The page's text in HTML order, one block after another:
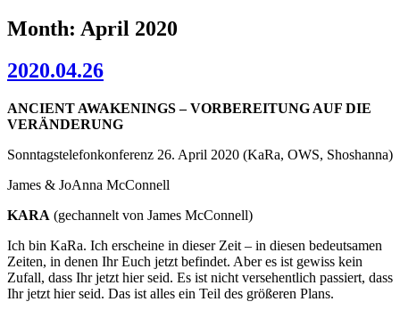
Month: April 2020
2020.04.26
ANCIENT AWAKENINGS – VORBEREITUNG AUF DIE
VERÄNDERUNG
Sonntagstelefonkonferenz 26. April 2020 (KaRa, OWS, Shoshanna)
James & JoAnna McConnell
KARA (gechannelt von James McConnell)
Ich bin KaRa. Ich erscheine in dieser Zeit – in diesen bedeutsamen
Zeiten, in denen Ihr Euch jetzt befindet. Aber es ist gewiss kein
Zufall, dass Ihr jetzt hier seid. Es ist nicht versehentlich passiert, dass
Ihr jetzt hier seid. Das ist alles ein Teil des größeren Plans.